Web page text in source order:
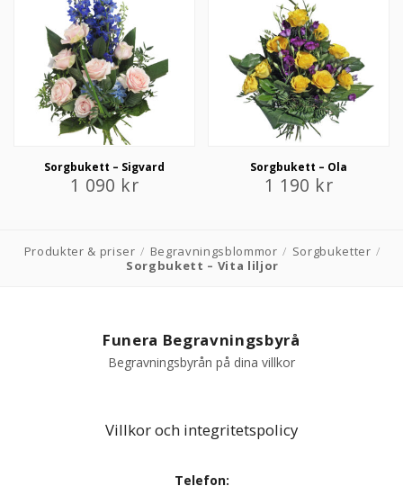
Sorgbukett – Sigvard
1 090 kr
Sorgbukett – Ola
1 190 kr
Produkter & priser / Begravningsblommor / Sorgbuketter /
Sorgbukett – Vita liljor
Funera Begravningsbyrå
Begravningsbyrån på dina villkor
Villkor och integritetspolicy
Telefon: